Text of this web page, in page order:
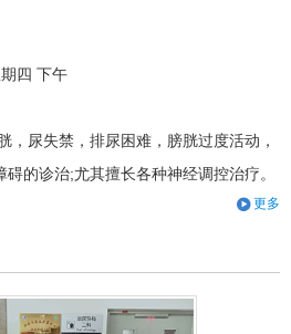
四 下午
，尿失禁，排尿困难，膀胱过度活动，
的诊治;尤其擅⻓各种神经调控治疗。
更多